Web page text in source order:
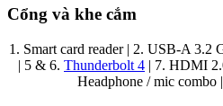
Cổng và khe cắm
1. Smart card reader | 2. USB-A 3.2
| 5 & 6. Thunderbolt 4 | 7. HDMI
Headphone / mic